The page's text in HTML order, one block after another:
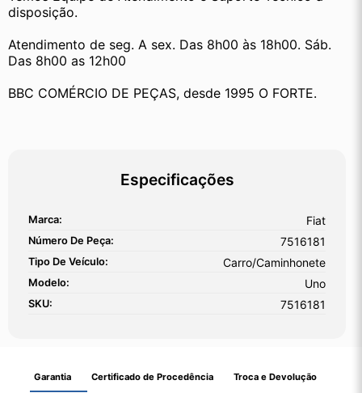
disposição.
Atendimento de seg. A sex. Das 8h00 às 18h00. Sáb.
Das 8h00 as 12h00
BBC COMÉRCIO DE PEÇAS, desde 1995 O FORTE.
Especificações
Marca: Fiat
Número De Peça: 7516181
Tipo De Veículo: Carro/Caminhonete
Modelo: Uno
SKU: 7516181
Garantia Certificado de Procedência Troca e Devolução